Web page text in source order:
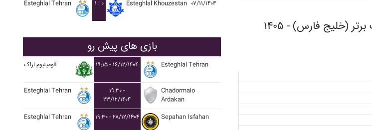
Esteghlal Tehran ۱ : ۰ Esteghlal Khouzestan ۰۷/۱۱/۱۴۰۴
بازی های پیش رو
آلومينيوم اراک ۱۹:۱۵ - ۱۶/۱۲/۱۴۰۴ Esteghlal Tehran
Esteghlal Tehran
۱۹:۳۰ -
۲۳/۱۲/۱۴۰۴
Chadormalo
Ardakan
Esteghlal Tehran
۱۹:۳۰ - ۲۸/۱۲/۱۴۰۴ Sepahan Isfahan
روند حرکتی تیم فوتبال استقلال تهران در طول مسابقات ليگ برتر (خليج فارس) - ۱۴۰۵